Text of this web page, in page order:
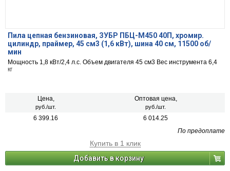
Пила цепная бензиновая, ЗУБР ПБЦ-М450 40П, хромир.
цилиндр, праймер, 45 см3 (1,6 кВт), шина 40 см, 11500 об/
мин
Мощность 1,8 кВт/2,4 л.с. Объем двигателя 45 см3 Вес инструмента 6,4
кг
Цена,
руб./шт.
Оптовая цена,
руб./шт.
6 399.16
6 014.25
По предоплате
Купить в 1 клик
Добавить в корзину